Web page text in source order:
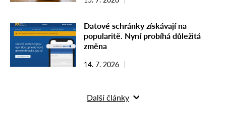
Datové schránky získávají na
popularitě. Nyní probíhá důležitá
změna
14. 7. 2026
Další články